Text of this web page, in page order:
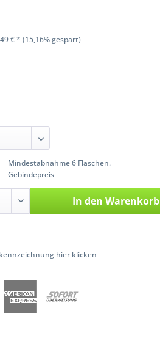
€ *(15,16% gespart)
Mindestabnahme 6 Flaschen.
Gebindepreis
In den Warenkorb
hier klicken